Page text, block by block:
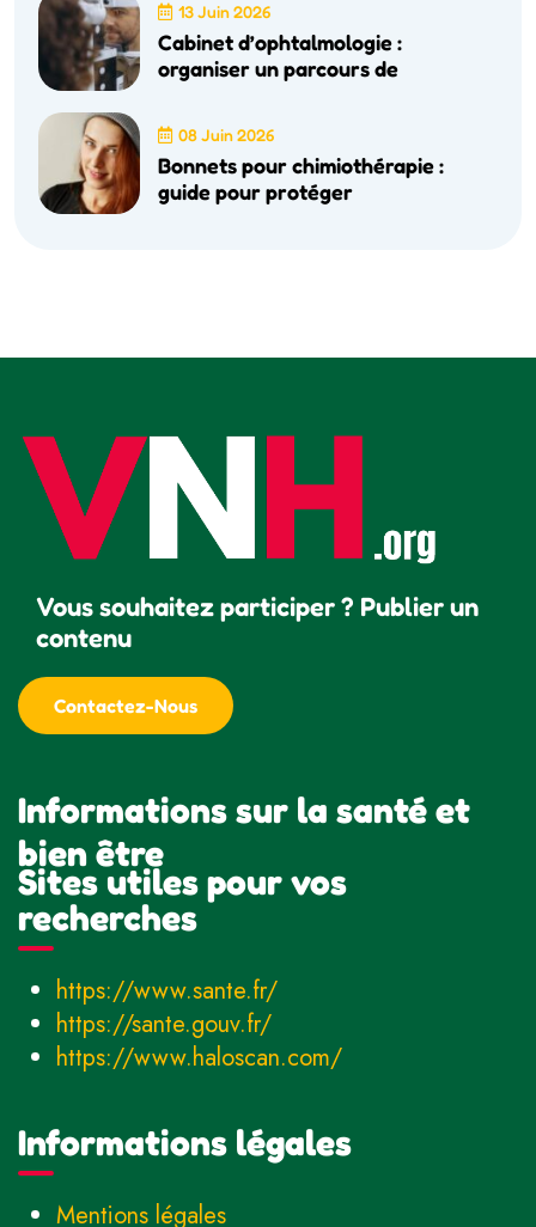
13 Juin 2026
Cabinet d’ophtalmologie :
organiser un parcours de
08 Juin 2026
Bonnets pour chimiothérapie :
guide pour protéger
Vous souhaitez participer ? Publier un
contenu
Contactez-Nous
Informations sur la santé et
bien être
Sites utiles pour vos
recherches
https://www.sante.fr/
https://sante.gouv.fr/
https://www.haloscan.com/
Informations légales
Mentions légales